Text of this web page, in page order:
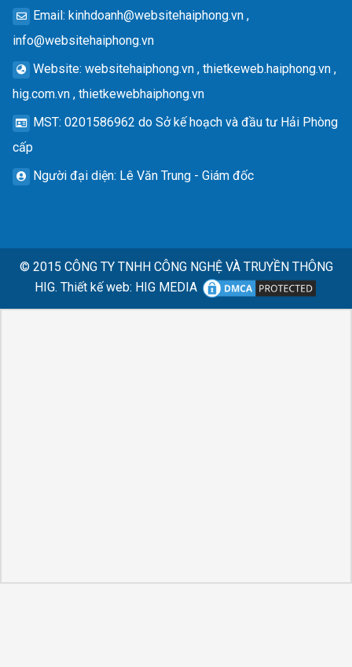
Email: kinhdoanh@websitehaiphong.vn ,
info@websitehaiphong.vn
Website: websitehaiphong.vn , thietkeweb.haiphong.vn ,
hig.com.vn , thietkewebhaiphong.vn
MST: 0201586962 do Sở kế hoạch và đầu tư Hải Phòng
cấp
Người đại diện: Lê Văn Trung - Giám đốc
© 2015 CÔNG TY TNHH CÔNG NGHỆ VÀ TRUYỀN THÔNG
HIG. Thiết kế web: HIG MEDIA